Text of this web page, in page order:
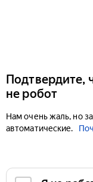
Подтвердите,
не робот
Нам очень жаль, но
автоматические.